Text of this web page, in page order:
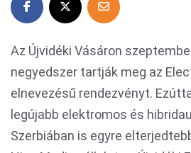
Az Újvidéki Vásáron
negyedszer tartják meg az
elnevezésű rendezvényt.
legújabb elektromos és
Szerbiában is egyre